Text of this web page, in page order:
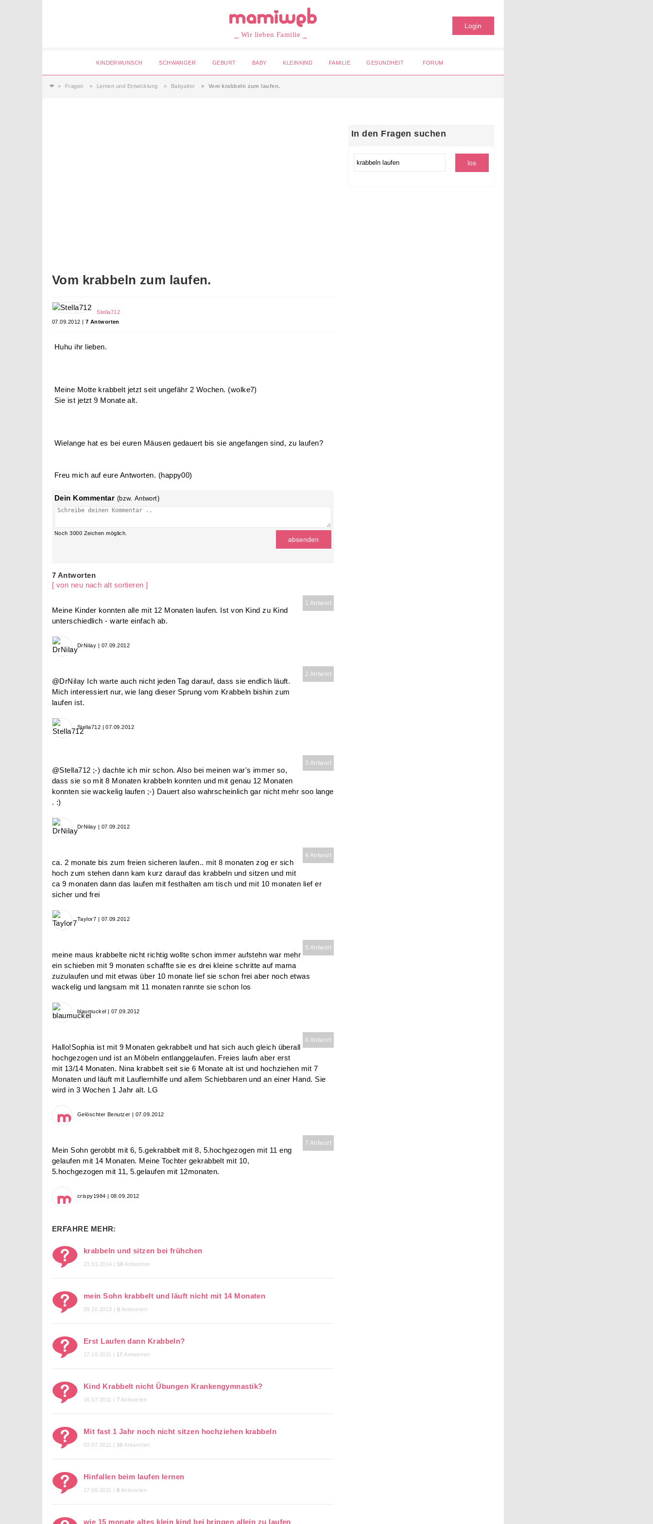
⎯ Wir lieben Familie ⎯
Login
KINDERWUNSCH SCHWANGER GEBURT BABY KLEINKIND FAMILIE GESUNDHEIT FORUM
❤ Fragen Lernen und Entwicklung Babyalter Vom krabbeln zum laufen.
Vom krabbeln zum laufen.
Stella712
07.09.2012 | 7 Antworten
Huhu ihr lieben.
Meine Motte krabbelt jetzt seit ungefähr 2 Wochen. (wolke7)
Sie ist jetzt 9 Monate alt.
Wielange hat es bei euren Mäusen gedauert bis sie angefangen sind, zu laufen?
Freu mich auf eure Antworten. (happy00)
Dein Kommentar (bzw. Antwort)
Noch3000 Zeichen möglich.
7 Antworten
[ von neu nach alt sortieren ]
1 Antwort
Meine Kinder konnten alle mit 12 Monaten laufen. Ist von Kind zu Kind
unterschiedlich - warte einfach ab.
DrNilay | 07.09.2012
2 Antwort
@DrNilay Ich warte auch nicht jeden Tag darauf, dass sie endlich läuft.
Mich interessiert nur, wie lang dieser Sprung vom Krabbeln bishin zum
laufen ist.
Stella712 | 07.09.2012
3 Antwort
@Stella712 ;-) dachte ich mir schon. Also bei meinen war's immer so,
dass sie so mit 8 Monaten krabbeln konnten und mit genau 12 Monaten
konnten sie wackelig laufen ;-) Dauert also wahrscheinlich gar nicht mehr soo lange
. :)
DrNilay | 07.09.2012
4 Antwort
ca. 2 monate bis zum freien sicheren laufen.. mit 8 monaten zog er sich
hoch zum stehen dann kam kurz darauf das krabbeln und sitzen und mit
ca 9 monaten dann das laufen mit festhalten am tisch und mit 10 monaten lief er
sicher und frei
Taylor7 | 07.09.2012
5 Antwort
meine maus krabbelte nicht richtig wollte schon immer aufstehn war mehr
ein schieben mit 9 monaten schaffte sie es drei kleine schritte auf mama
zuzulaufen und mit etwas über 10 monate lief sie schon frei aber noch etwas
wackelig und langsam mit 11 monaten rannte sie schon los
blaumuckel | 07.09.2012
6 Antwort
Hallo!Sophia ist mit 9 Monaten gekrabbelt und hat sich auch gleich überall
hochgezogen und ist an Möbeln entlanggelaufen. Freies laufn aber erst
mit 13/14 Monaten. Nina krabbelt seit sie 6 Monate alt ist und hochziehen mit 7
Monaten und läuft mit Lauflernhilfe und allem Schiebbaren und an einer Hand. Sie
wird in 3 Wochen 1 Jahr alt. LG
Gelöschter Benutzer | 07.09.2012
7 Antwort
Mein Sohn gerobbt mit 6, 5.gekrabbelt mit 8, 5.hochgezogen mit 11 eng
gelaufen mit 14 Monaten. Meine Tochter gekrabbelt mit 10,
5.hochgezogen mit 11, 5.gelaufen mit 12monaten.
crispy1984 | 08.09.2012
ERFAHRE MEHR:
krabbeln und sitzen bei frühchen
23.03.2014 | 10 Antworten
mein Sohn krabbelt und läuft nicht mit 14 Monaten
29.10.2013 | 6 Antworten
Erst Laufen dann Krabbeln?
17.10.2011 | 17 Antworten
Kind Krabbelt nicht Übungen Krankengymnastik?
16.07.2011 | 7 Antworten
Mit fast 1 Jahr noch nicht sitzen hochziehen krabbeln
03.07.2011 | 10 Antworten
Hinfallen beim laufen lernen
17.06.2011 | 8 Antworten
wie 15 monate altes klein kind bei bringen allein zu laufen
In den Fragen suchen